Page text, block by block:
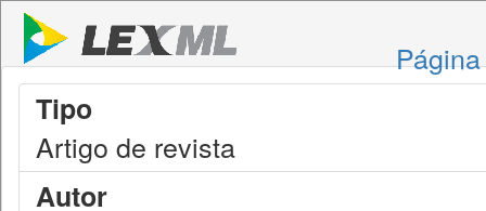
Tipo
Artigo de revista
Autor